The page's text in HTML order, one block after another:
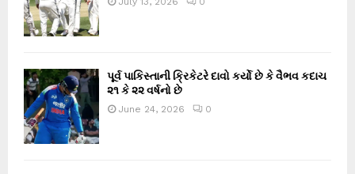
પૂર્વ પાકિસ્તાની ક્રિકેટરે દાવો કર્યો છે કે વૈભવ કદાચ
૨૧ કે ૨૨ વર્ષનો છે
June 24, 2026 0